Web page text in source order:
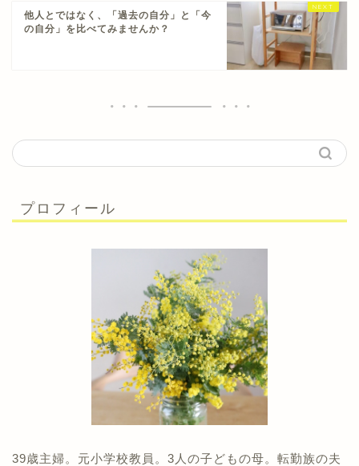
他人とではなく、「過去の自分」と「今
の自分」を比べてみませんか？
プロフィール
39歳主婦。元小学校教員。3人の子どもの母。転勤族の夫